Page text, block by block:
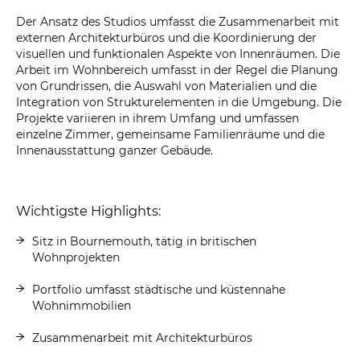
Der Ansatz des Studios umfasst die Zusammenarbeit mit
externen Architekturbüros und die Koordinierung der
visuellen und funktionalen Aspekte von Innenräumen. Die
Arbeit im Wohnbereich umfasst in der Regel die Planung
von Grundrissen, die Auswahl von Materialien und die
Integration von Strukturelementen in die Umgebung. Die
Projekte variieren in ihrem Umfang und umfassen
einzelne Zimmer, gemeinsame Familienräume und die
Innenausstattung ganzer Gebäude.
Wichtigste Highlights:
Sitz in Bournemouth, tätig in britischen
Wohnprojekten
Portfolio umfasst städtische und küstennahe
Wohnimmobilien
Zusammenarbeit mit Architekturbüros